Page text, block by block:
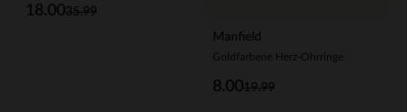
35.99
18.00
Manfield
Goldfarbene Herz-Ohrringe
19.99
8.00